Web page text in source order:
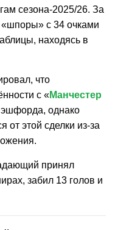
сезона-2025/26. За
с 34 очками
находясь в
что
с «Манчестер
однако
от этой сделки из-за
принял
забил 13 голов и